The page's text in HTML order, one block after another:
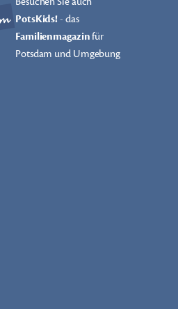
PotsKids!- das
Familienmagazinfür
Potsdam und Umgebung